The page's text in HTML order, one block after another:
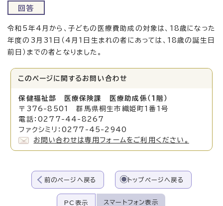
回答
令和5年4月から、子どもの医療費助成の対象は、18歳になった
年度の3月31日（4月1日生まれの者にあっては、18歳の誕生日
前日）までの者となりました。
このページに関する お問い合わせ
保健福祉部 医療保険課 医療助成係（1階）
〒376-8501 群馬県桐生市織姫町1番1号
電話：0277-44-8267
ファクシミリ：0277-45-2940
お問い合わせは専用フォームをご利用ください。
前のページへ戻る トップページへ戻る
PC表示 スマートフォン表示